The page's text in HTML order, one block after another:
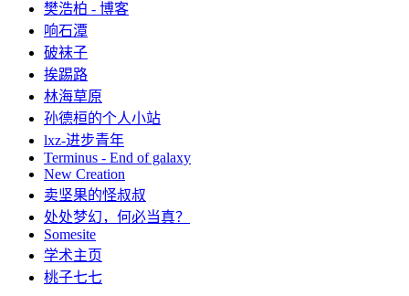
樊浩柏 - 博客
响石潭
破袜子
挨踢路
林海草原
孙德桓的个人小站
lxz-进步青年
Terminus - End of galaxy
New Creation
卖坚果的怪叔叔
处处梦幻，何必当真？
Somesite
学术主页
桃子七七